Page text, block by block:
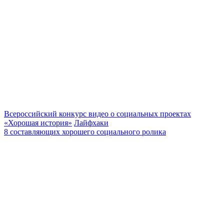
Всероссийский конкурс видео о социальных проектах
«Хорошая история» Лайфхаки
8 составляющих хорошего социального ролика